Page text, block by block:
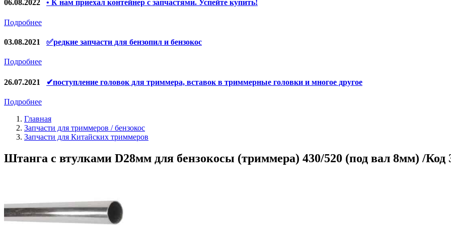
Щётки, щёточные узлы
Ремни для электроинструмента
06.08.2022 • К нам приехал контейнер с запчастями. Успейте купить!
Подробнее
03.08.2021 ✅редкие запчасти для бензопил и бензокос
Подробнее
26.07.2021 ✔поступление головок для триммера, вставок в триммерные головки и многое другое
Подробнее
Главная
Запчасти для триммеров / бензокос
Запчасти для Китайских триммеров
Штанга с втулками D28мм для бензокосы (триммера) 430/520 (под вал 8мм) /Код